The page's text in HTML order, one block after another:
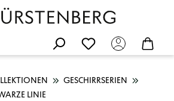
GESCHIRRSERIEN
LINIE